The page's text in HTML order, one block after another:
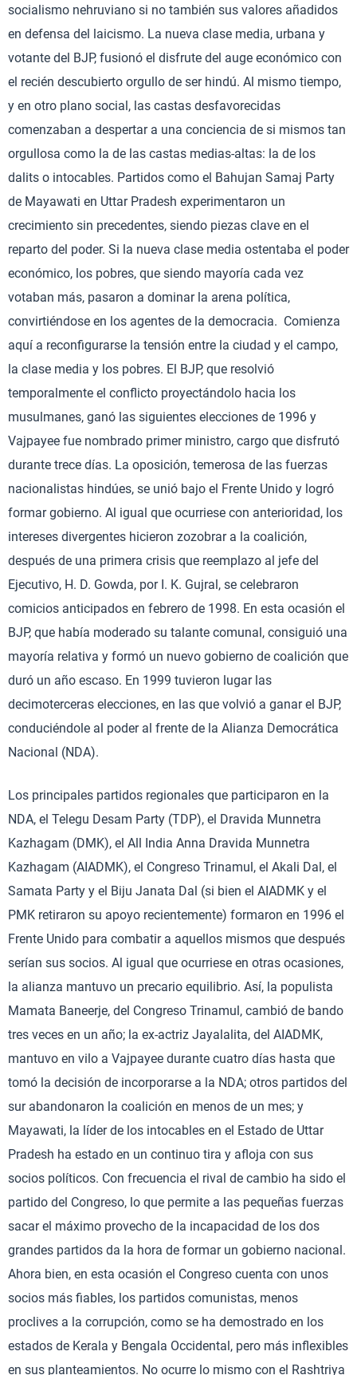
socialismo nehruviano si no también sus valores añadidos
en defensa del laicismo. La nueva clase media, urbana y
votante del BJP, fusionó el disfrute del auge económico con
el recién descubierto orgullo de ser hindú. Al mismo tiempo,
y en otro plano social, las castas desfavorecidas
comenzaban a despertar a una conciencia de si mismos tan
orgullosa como la de las castas medias-altas: la de los
dalits o intocables. Partidos como el Bahujan Samaj Party
de Mayawati en Uttar Pradesh experimentaron un
crecimiento sin precedentes, siendo piezas clave en el
reparto del poder. Si la nueva clase media ostentaba el poder
económico, los pobres, que siendo mayoría cada vez
votaban más, pasaron a dominar la arena política,
convirtiéndose en los agentes de la democracia. Comienza
aquí a reconfigurarse la tensión entre la ciudad y el campo,
la clase media y los pobres. El BJP, que resolvió
temporalmente el conflicto proyectándolo hacia los
musulmanes, ganó las siguientes elecciones de 1996 y
Vajpayee fue nombrado primer ministro, cargo que disfrutó
durante trece días. La oposición, temerosa de las fuerzas
nacionalistas hindúes, se unió bajo el Frente Unido y logró
formar gobierno. Al igual que ocurriese con anterioridad, los
intereses divergentes hicieron zozobrar a la coalición,
después de una primera crisis que reemplazo al jefe del
Ejecutivo, H. D. Gowda, por I. K. Gujral, se celebraron
comicios anticipados en febrero de 1998. En esta ocasión el
BJP, que había moderado su talante comunal, consiguió una
mayoría relativa y formó un nuevo gobierno de coalición que
duró un año escaso. En 1999 tuvieron lugar las
decimoterceras elecciones, en las que volvió a ganar el BJP,
conduciéndole al poder al frente de la Alianza Democrática
Nacional (NDA).
Los principales partidos regionales que participaron en la
NDA, el Telegu Desam Party (TDP), el Dravida Munnetra
Kazhagam (DMK), el All India Anna Dravida Munnetra
Kazhagam (AIADMK), el Congreso Trinamul, el Akali Dal, el
Samata Party y el Biju Janata Dal (si bien el AIADMK y el
PMK retiraron su apoyo recientemente) formaron en 1996 el
Frente Unido para combatir a aquellos mismos que después
serían sus socios. Al igual que ocurriese en otras ocasiones,
la alianza mantuvo un precario equilibrio. Así, la populista
Mamata Baneerje, del Congreso Trinamul, cambió de bando
tres veces en un año; la ex-actriz Jayalalita, del AIADMK,
mantuvo en vilo a Vajpayee durante cuatro días hasta que
tomó la decisión de incorporarse a la NDA; otros partidos del
sur abandonaron la coalición en menos de un mes; y
Mayawati, la líder de los intocables en el Estado de Uttar
Pradesh ha estado en un continuo tira y afloja con sus
socios políticos. Con frecuencia el rival de cambio ha sido el
partido del Congreso, lo que permite a las pequeñas fuerzas
sacar el máximo provecho de la incapacidad de los dos
grandes partidos da la hora de formar un gobierno nacional.
Ahora bien, en esta ocasión el Congreso cuenta con unos
socios más fiables, los partidos comunistas, menos
proclives a la corrupción, como se ha demostrado en los
estados de Kerala y Bengala Occidental, pero más inflexibles
en sus planteamientos. No ocurre lo mismo con el Rashtriya